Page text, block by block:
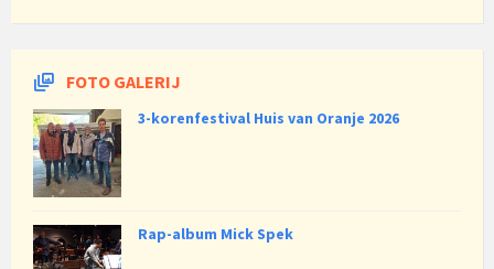
FOTO GALERIJ
3-korenfestival Huis van Oranje 2026
Rap-album Mick Spek